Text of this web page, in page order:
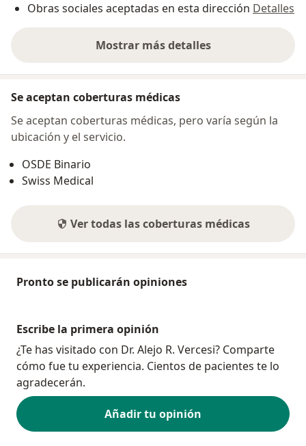
Obras sociales aceptadas en esta dirección Detalles
Mostrar más detalles
sobre la dirección
Se aceptan coberturas médicas
Se aceptan coberturas médicas, pero varía según la
ubicación y el servicio.
OSDE Binario
Swiss Medical
Ver todas las coberturas médicas
Pronto se publicarán opiniones
Escribe la primera opinión
¿Te has visitado con Dr. Alejo R. Vercesi? Comparte
cómo fue tu experiencia. Cientos de pacientes te lo
agradecerán.
Añadir tu opinión